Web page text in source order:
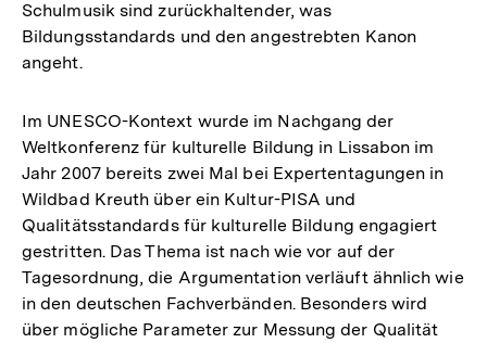
Schulmusik sind zurückhaltender, was
Bildungsstandards und den angestrebten Kanon
angeht.
Im UNESCO-Kontext wurde im Nachgang der
Weltkonferenz für kulturelle Bildung in Lissabon im
Jahr 2007 bereits zwei Mal bei Expertentagungen in
Wildbad Kreuth über ein Kultur-PISA und
Qualitätsstandards für kulturelle Bildung engagiert
gestritten. Das Thema ist nach wie vor auf der
Tagesordnung, die Argumentation verläuft ähnlich wie
in den deutschen Fachverbänden. Besonders wird
über mögliche Parameter zur Messung der Qualität